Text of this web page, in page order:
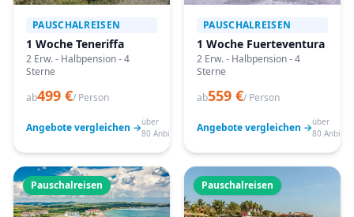
PAUSCHALREISEN
1 Woche Teneriffa
2 Erw. - Halbpension - 4
Sterne
ab499 €/ Person
Angebote vergleichen →über
80 Anbieter
PAUSCHALREISEN
1 Woche Fuerteventura
2 Erw. - Halbpension - 4
Sterne
ab559 €/ Person
Angebote vergleichen →über
80
Pauschalreisen Pauschalreisen